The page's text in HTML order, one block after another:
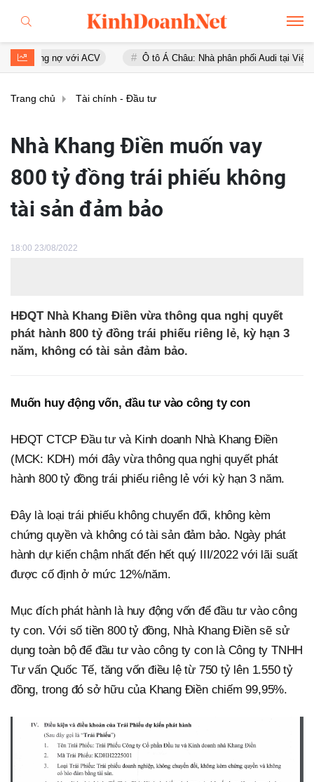
ACV Ô tô Á Châu: Nhà phân phối Audi tại Việt Nam kinh
Trang chủ Tài chính - Đầu tư
Nhà Khang Điền muốn vay
800 tỷ đồng trái phiếu không
tài sản đảm bảo
18:00 23/08/2022
HĐQT Nhà Khang Điền vừa thông qua nghị quyết
phát hành 800 tỷ đồng trái phiếu riêng lẻ, kỳ hạn 3
năm, không có tài sản đảm bảo.
Muốn huy động vốn, đầu tư vào công ty con
HĐQT CTCP Đầu tư và Kinh doanh Nhà Khang Điền
(MCK: KDH) mới đây vừa thông qua nghị quyết phát
hành 800 tỷ đồng trái phiếu riêng lẻ với kỳ hạn 3 năm.
Đây là loại trái phiếu không chuyển đổi, không kèm
chứng quyền và không có tài sản đảm bảo. Ngày phát
hành dự kiến chậm nhất đến hết quý III/2022 với lãi suất
được cố định ở mức 12%/năm.
Mục đích phát hành là huy động vốn để đầu tư vào công
ty con. Với số tiền 800 tỷ đồng, Nhà Khang Điền sẽ sử
dụng toàn bộ để đầu tư vào công ty con là Công ty TNHH
Tư vấn Quốc Tế, tăng vốn điều lệ từ 750 tỷ lên 1.550 tỷ
đồng, trong đó sở hữu của Khang Điền chiếm 99,95%.